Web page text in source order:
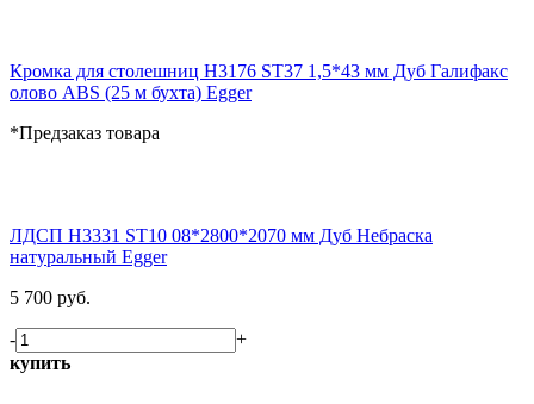
Кромка для столешниц H3176 ST37 1,5*43 мм Дуб Галифакс
олово ABS (25 м бухта) Egger
*Предзаказ товара
ЛДСП H3331 ST10 08*2800*2070 мм Дуб Небраска
натуральный Egger
5 700 руб.
-
+
купить